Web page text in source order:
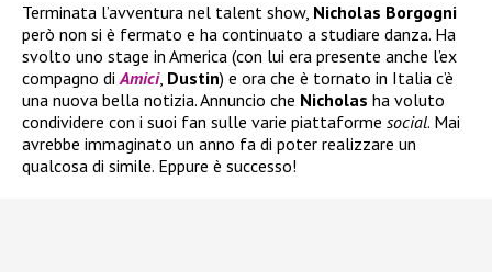
Terminata l’avventura nel talent show, Nicholas Borgogni
però non si è fermato e ha continuato a studiare danza. Ha
svolto uno stage in America (con lui era presente anche l’ex
compagno diAmici, Dustin) e ora che è tornato in Italia c’è
una nuova bella notizia. Annuncio che Nicholas ha voluto
condividere con i suoi fan sulle varie piattaforme social. Mai
avrebbe immaginato un anno fa di poter realizzare un
qualcosa di simile. Eppure è successo!